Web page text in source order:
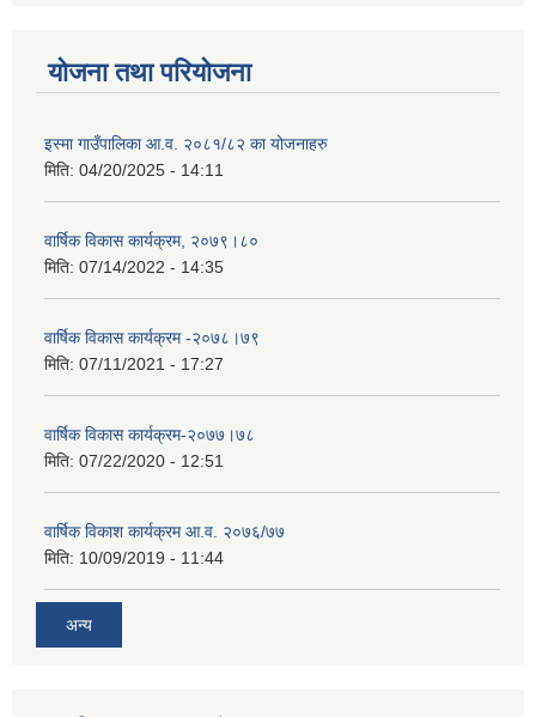
योजना तथा परियोजना
इस्मा गाउँपालिका आ.व. २०८१/८२ का योजनाहरु
मिति: 04/20/2025 - 14:11
वार्षिक विकास कार्यक्रम, २०७९।८०
मिति: 07/14/2022 - 14:35
वार्षिक विकास कार्यक्रम -२०७८।७९
मिति: 07/11/2021 - 17:27
वार्षिक विकास कार्यक्रम-२०७७।७८
मिति: 07/22/2020 - 12:51
वार्षिक विकाश कार्यक्रम आ.व. २०७६/७७
मिति: 10/09/2019 - 11:44
अन्य